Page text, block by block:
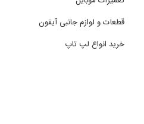
قطعات و لوازم جانبی آیفون
خرید انواع لپ تاپ